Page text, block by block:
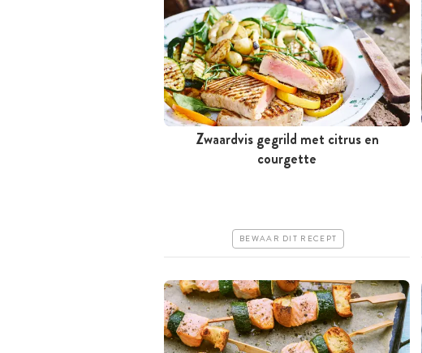
Minder dan 30 minuten
Zwaardvis gegrild met citrus en
courgette
BEWAAR DIT RECEPT